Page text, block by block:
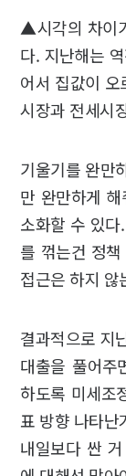
▲시각의 차이
다. 지난해는
어서 집값이
시장과 전세시
기울기를 완만
만 완만하게
소화할 수 있
를 꺾는건 정
접근은 하지 않
결과적으로 지
대출을 풀어주
하도록 미세조
표 방향 나타난
내일보다 싼